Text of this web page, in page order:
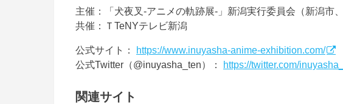
主催：「犬夜叉-アニメの軌跡展-」新潟実行委員会（新潟市
共催：ＴTeNYテレビ新潟
公式サイト：
https://www.inuyasha-anime-exhibition.com/
公式Twitter（@inuyasha_ten）：
https://twitter.com/
関連サイト